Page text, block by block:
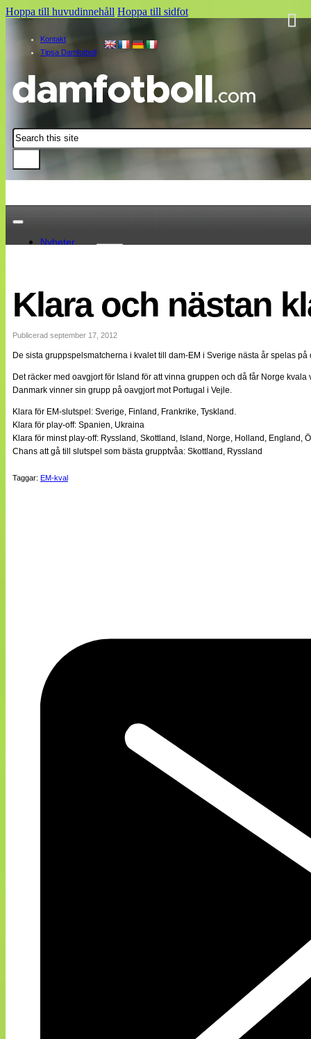
Hoppa till huvudinnehåll Hoppa till sidfot
Kontakt
Tipsa Damfotboll
Sök
Nyheter
EM 2013
Internationellt
Bildreportage
Bloggar
Lagen
Webb-TV
Medlemsbilder
Till klubbkassan
NÄTverket
Split vision
Klara och nästan
Publicerad september 17, 2012
De sista gruppspelsmatcherna i kvalet till dam-EM i Sverige nästa år spelas
Det räcker med oavgjort för Island för att vinna gruppen och då får Norge kvala
Danmark vinner sin grupp på oavgjort mot Portugal i Vejle.
Klara för EM-slutspel: Sverige, Finland, Frankrike, Tyskland.
Klara för play-off: Spanien, Ukraina
Klara för minst play-off: Ryssland, Skottland, Island, Norge, Holland, England,
Chans att gå till slutspel som bästa grupptvåa: Skottland, Ryssland
Taggar: EM-kval